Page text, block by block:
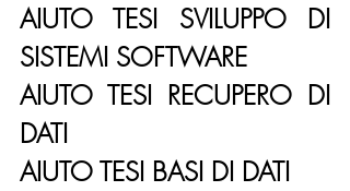
AIUTO TESI SVILUPPO DI
SISTEMI SOFTWARE
AIUTO TESI RECUPERO DI
DATI
AIUTO TESI BASI DI DATI